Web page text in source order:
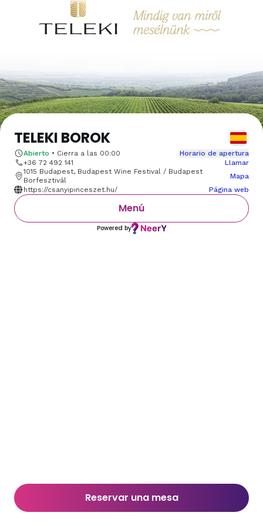
TELEKI BOROK
Abierto • Cierra a las 00:00
Horario de apertura
+36 72 492 141
Llamar
1015 Budapest, Budapest Wine Festival / Budapest
Borfesztivál
Mapa
https://csanyipinceszet.hu/
Página web
Menú
Powered by
Reservar una mesa